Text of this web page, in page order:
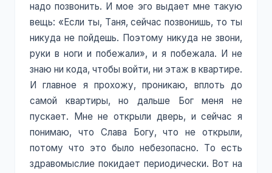
надо позвонить. И мое эго выдает мне такую
вещь: «Если ты, Таня, сейчас позвонишь, то ты
никуда не пойдешь. Поэтому никуда не звони,
руки в ноги и побежали», и я побежала. И не
знаю ни кода, чтобы войти, ни этаж в квартире.
И главное я прохожу, проникаю, вплоть до
самой квартиры, но дальше Бог меня не
пускает. Мне не открыли дверь, и сейчас я
понимаю, что Слава Богу, что не открыли,
потому что это было небезопасно. То есть
здравомыслие покидает периодически. Вот на